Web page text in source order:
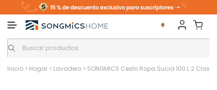
Inicio > Hogar > Lavadero > SONGMICS Cesto Ropa Sucia 100 L 2